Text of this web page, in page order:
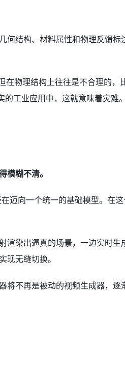
何结构、材料属性和物理反馈标
物理结构上往往是不合理的，
工业应用中，这就意味着灾难。
模糊不清。
迈向一个统一的基础模型。在
渲染出逼真的场景，一边实时生
无缝切换。
将不再是被动的视频生成器，逐